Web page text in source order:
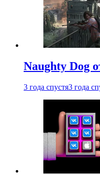
Naughty Dog
3 года спустя3 года